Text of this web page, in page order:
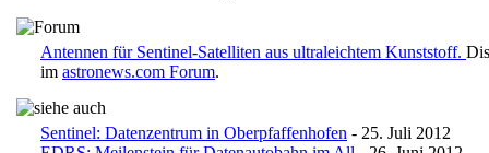
Antennen für Sentinel-Satelliten aus ultraleichtem Kunststoff.
im astronews.com Forum.
Sentinel: Datenzentrum in Oberpfaffenhofen - 25. Juli 2012